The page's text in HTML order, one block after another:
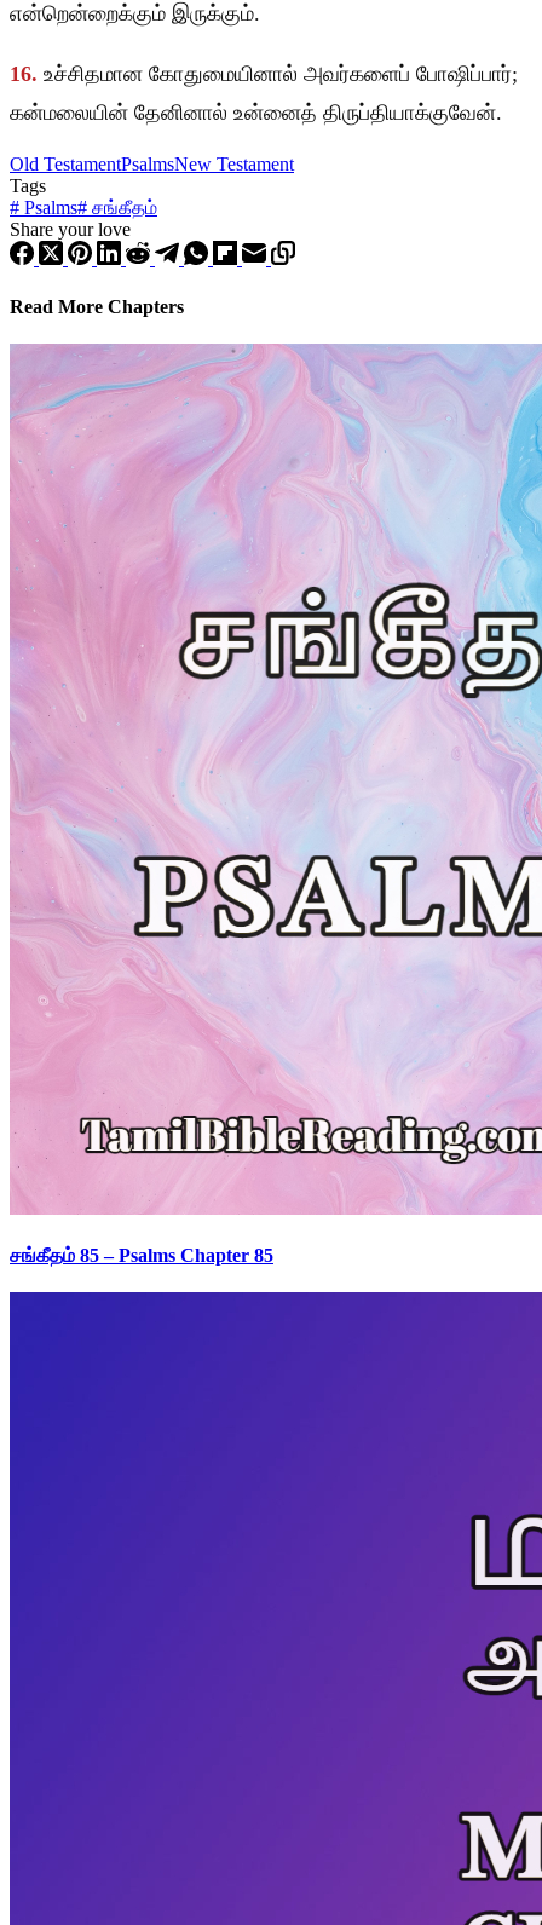
என்றென்றைக்கும் இருக்கும்.
16. உச்சிதமான கோதுமையினால் அவர்களைப் போஷிப்பார்;
கன்மலையின் தேனினால் உன்னைத் திருப்தியாக்குவேன்.
Old TestamentPsalmsNew Testament
Tags
# Psalms# சங்கீதம்
Share your love
Read More Chapters
சங்கீதம் 85 – Psalms Chapter 85